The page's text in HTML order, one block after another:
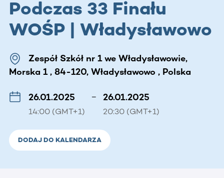
Podczas 33 Finału
WOŚP | Władysławowo
Zespół Szkół nr 1 we Władysławowie,
Morska 1 , 84-120, Władysławowo , Polska
26.01.2025
14:00 (GMT+1)
– 26.01.2025
20:30 (GMT+1)
DODAJ DO KALENDARZA